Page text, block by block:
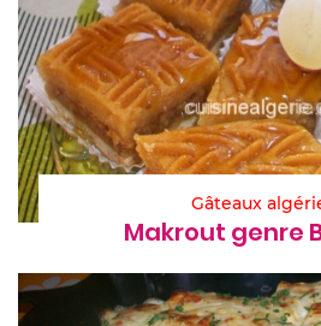
Gâteaux
Makrout genre